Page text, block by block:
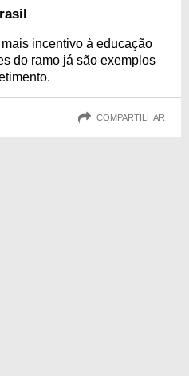
incentivo à educação
do ramo já são exemplos
COMPARTILHAR